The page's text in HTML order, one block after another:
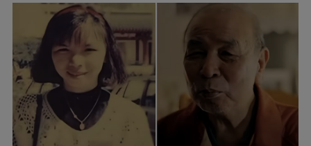
崩：真正的英雄不該被遺忘